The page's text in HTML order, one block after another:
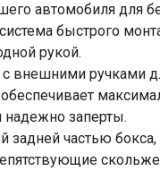
автомобиля для
быстрого
рукой.
внешними ручками
надежно заперты.
задней частью